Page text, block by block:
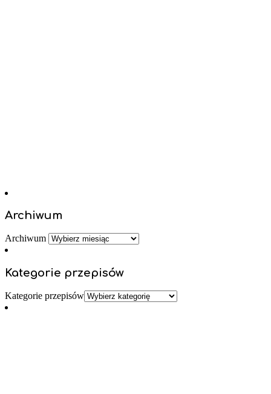
Archiwum
Archiwum
Kategorie przepisów
Kategorie przepisów